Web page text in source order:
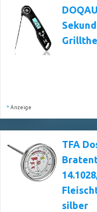
* Anzeige
TFA
silber